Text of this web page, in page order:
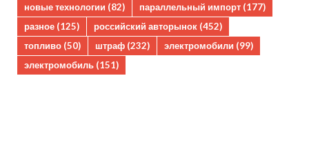
новые технологии (82) параллельный импорт (177)
разное (125) российский авторынок (452)
топливо (50) штраф (232) электромобили (99)
электромобиль (151)